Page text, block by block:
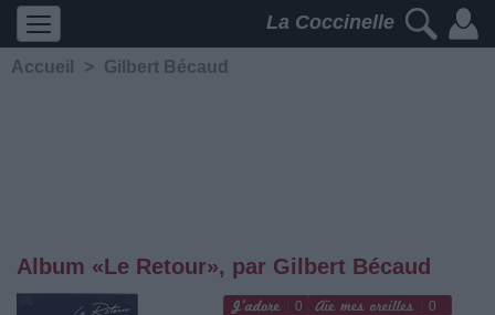
La Coccinelle
Accueil > Gilbert Bécaud
Album «Le Retour», par Gilbert Bécaud
0 0